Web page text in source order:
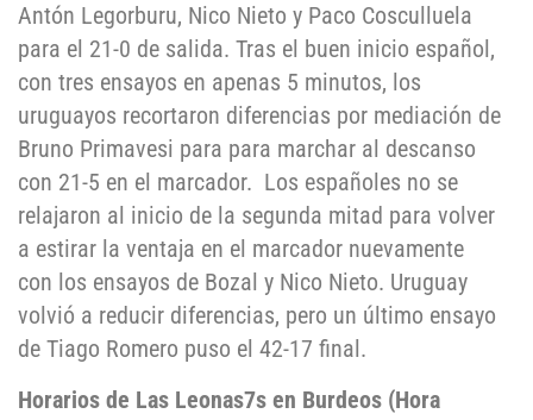
Antón Legorburu, Nico Nieto y Paco Cosculluela
para el 21-0 de salida. Tras el buen inicio español,
con tres ensayos en apenas 5 minutos, los
uruguayos recortaron diferencias por mediación de
Bruno Primavesi para para marchar al descanso
con 21-5 en el marcador. Los españoles no se
relajaron al inicio de la segunda mitad para volver
a estirar la ventaja en el marcador nuevamente
con los ensayos de Bozal y Nico Nieto. Uruguay
volvió a reducir diferencias, pero un último ensayo
de Tiago Romero puso el 42-17 final.
Horarios de Las Leonas7s en Burdeos (Hora